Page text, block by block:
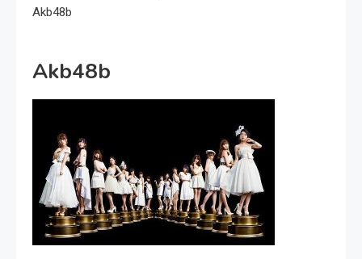
Akb48b
Akb48b